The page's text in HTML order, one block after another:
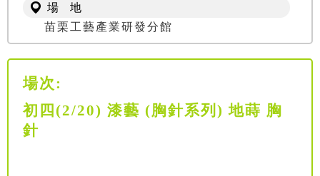
場 地
苗栗工藝產業研發分館
場次:
初四(2/20) 漆藝 (胸針系列) 地蒔 胸
針